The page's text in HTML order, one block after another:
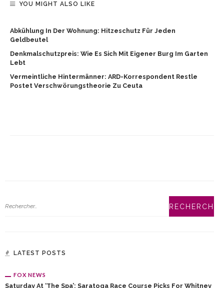
YOU MIGHT ALSO LIKE
Abkühlung In Der Wohnung: Hitzeschutz Für Jeden
Geldbeutel
Denkmalschutzpreis: Wie Es Sich Mit Eigener Burg Im Garten
Lebt
Vermeintliche Hintermänner: ARD-Korrespondent Restle
Postet Verschwörungstheorie Zu Ceuta
LATEST POSTS
FOX NEWS
Saturday At ‘the Spa’: Saratoga Race Course Picks For Whitney